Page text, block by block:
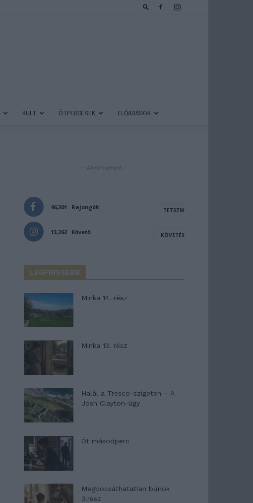
KULT ÖTPERCESEK ELŐADÁSOK
- Advertisement -
46,301 Rajongók TETSZIK
13,262 Követő KÖVETÉS
LEGFRISSEBB
Minka 14. rész
Minka 13. rész
Halál a Tresco-szigeten – A
Josh Clayton-ügy
Öt másodperc
Megbocsáthatatlan bűnök
3.rész